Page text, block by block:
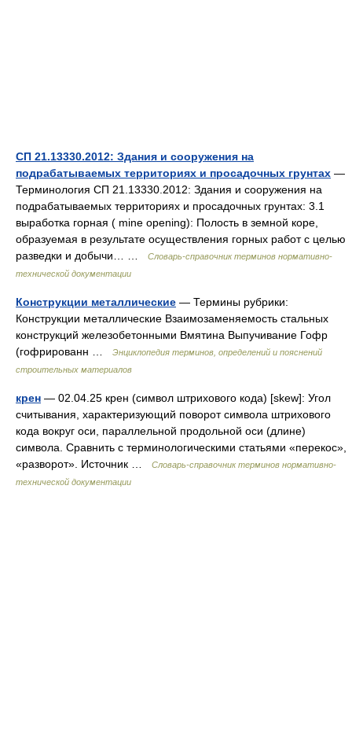
СП 21.13330.2012: Здания и сооружения на
подрабатываемых территориях и просадочных грунтах —
Терминология СП 21.13330.2012: Здания и сооружения на
подрабатываемых территориях и просадочных грунтах: 3.1
выработка горная ( mine opening): Полость в земной коре,
образуемая в результате осуществления горных работ с целью
разведки и добычи… …
Словарь-справочник терминов нормативно-
технической документации
Конструкции металлические — Термины рубрики:
Конструкции металлические Взаимозаменяемость стальных
конструкций железобетонными Вмятина Выпучивание Гофр
(гофрированн …
Энциклопедия терминов, определений и пояснений
строительных материалов
крен — 02.04.25 крен (символ штрихового кода) [skew]: Угол
считывания, характеризующий поворот символа штрихового
кода вокруг оси, параллельной продольной оси (длине)
символа. Сравнить с терминологическими статьями «перекос»,
«разворот». Источник …
Словарь-справочник терминов нормативно-
технической документации